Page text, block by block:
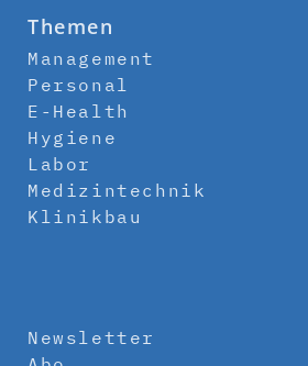
Themen
Management
Personal
E-Health
Hygiene
Labor
Medizintechnik
Klinikbau
Newsletter